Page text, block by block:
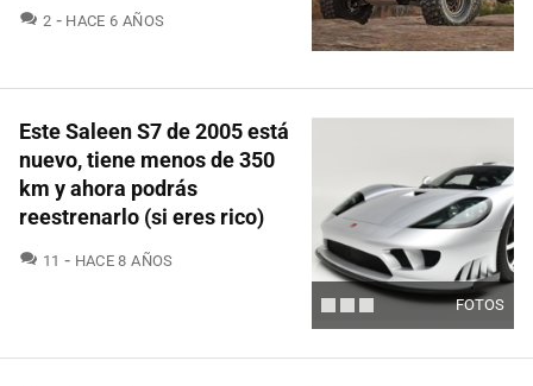
2 COMENTARIOS
HACE 6 AÑOS
FOTOS
Este Saleen S7 de 2005 está
nuevo, tiene menos de 350
km y ahora podrás
reestrenarlo (si eres rico)
11 COMENTARIOS
HACE 8 AÑOS